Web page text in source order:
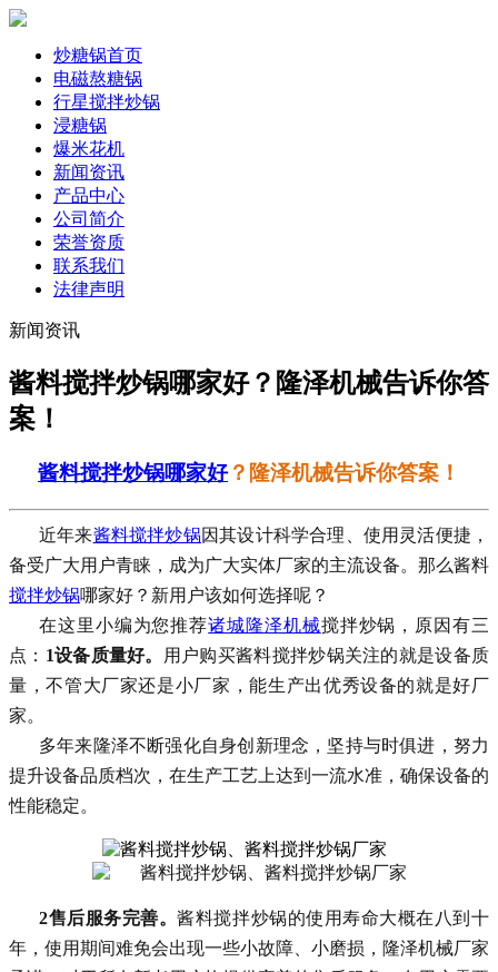
炒糖锅首页
电磁熬糖锅
行星搅拌炒锅
浸糖锅
爆米花机
新闻资讯
产品中心
公司简介
荣誉资质
联系我们
法律声明
新闻资讯
酱料搅拌炒锅哪家好？隆泽机械告诉你答
案！
酱料搅拌炒锅哪家好？隆泽机械告诉你答案！
近年来酱料搅拌炒锅因其设计科学合理、使用灵活便捷，
备受广大用户青睐，成为广大实体厂家的主流设备。那么酱料
搅拌炒锅哪家好？新用户该如何选择呢？
在这里小编为您推荐诸城隆泽机械搅拌炒锅 ，原因有三
点： 1设备质量好。 用户购买酱料搅拌炒锅关注的就是设备质
量，不管大厂家还是小厂家，能生产出优秀设备的就是好厂
家。
多年来隆泽不断强化自身创新理念，坚持与时俱进，努力
提升设备品质档次，在生产工艺上达到一流水准，确保设备的
性能稳定。
2售后服务完善。酱料搅拌炒锅的使用寿命大概在八到十
年，使用期间难免会出现一些小故障、小磨损， 隆泽机械厂家